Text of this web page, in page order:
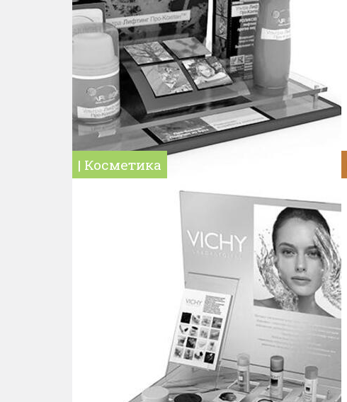
| Косметика